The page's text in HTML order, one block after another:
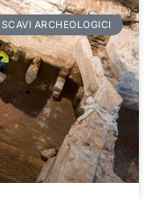
SCAVI ARCHEOLOGICI